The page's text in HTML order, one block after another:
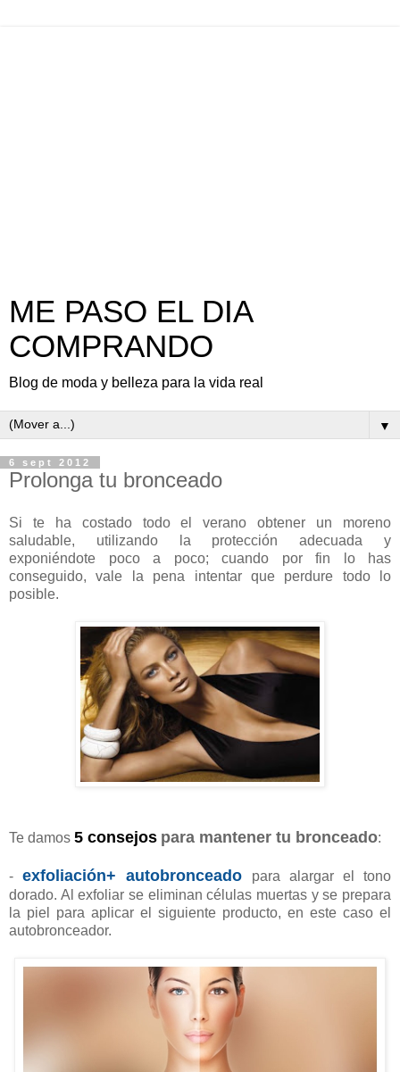
ME PASO EL DIA
COMPRANDO
Blog de moda y belleza para la vida real
▼
6 sept 2012
Prolonga tu bronceado
Si te ha costado todo el verano obtener un moreno
saludable, utilizando la protección adecuada y
exponiéndote poco a poco; cuando por fin lo has
conseguido, vale la pena intentar que perdure todo lo
posible.
Te damos 5 consejos para mantener tu bronceado:
-exfoliación+ autobronceado para alargar el tono
dorado. Al exfoliar se eliminan células muertas y se prepara
la piel para aplicar el siguiente producto, en este caso el
autobronceador.